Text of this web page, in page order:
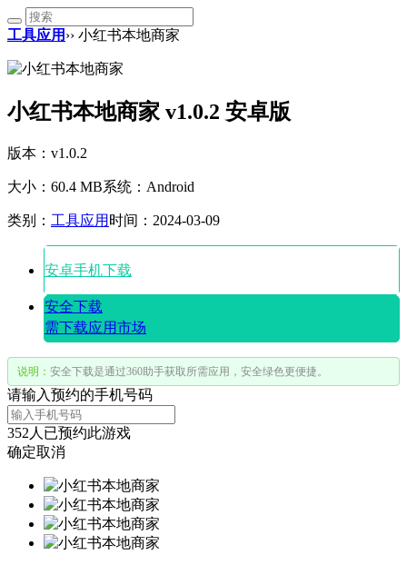
工具应用 ›› 小红书本地商家
小红书本地商家 v1.0.2 安卓版
版本：v1.0.2
大小：60.4 MB系统：Android
类别： 工具应用 时间：2024-03-09
安卓手机下载
安全下载
需下载应用市场
说明： 安全下载是通过360助手获取所需应用，安全绿色更便捷。
请输入预约的手机号码
352 人已预约此游戏
确定取消